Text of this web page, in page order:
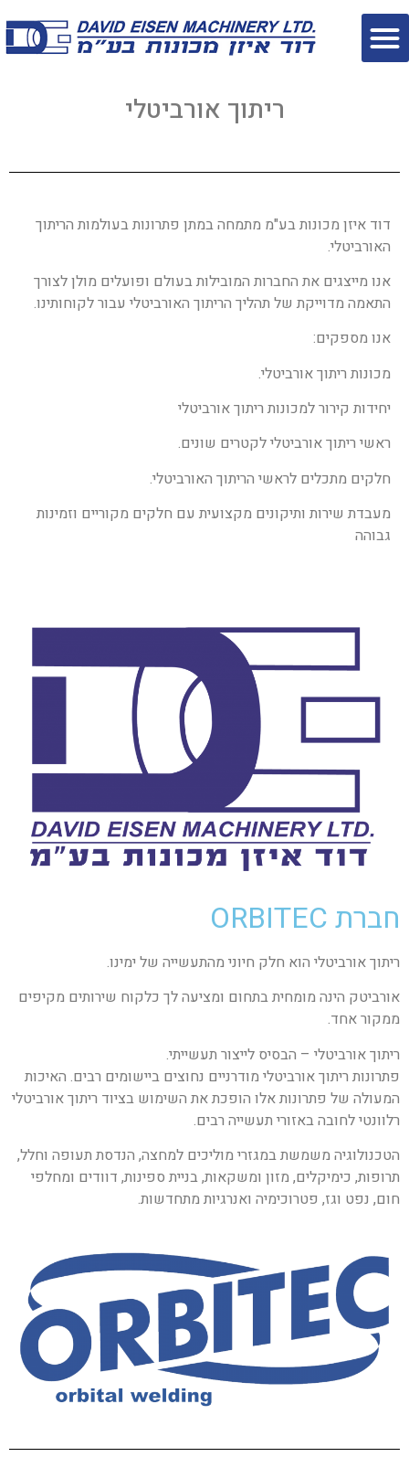
ריתוך אורביטלי
דוד איזן מכונות בע"מ מתמחה במתן פתרונות בעולמות הריתוך
האורביטלי.
אנו מייצגים את החברות המובילות בעולם ופועלים מולן לצורך
התאמה מדוייקת של תהליך הריתוך האורביטלי עבור לקוחותינו.
אנו מספקים:
מכונות ריתוך אורביטלי.
יחידות קירור למכונות ריתוך אורביטלי
ראשי ריתוך אורביטלי לקטרים שונים.
חלקים מתכלים לראשי הריתוך האורביטלי.
מעבדת שירות ותיקונים מקצועית עם חלקים מקוריים וזמינות
גבוהה
חברת ORBITEC
ריתוך אורביטלי הוא חלק חיוני מהתעשייה של ימינו.
אורביטק הינה מומחית בתחום ומציעה לך כלקוח שירותים מקיפים
ממקור אחד.
ריתוך אורביטלי – הבסיס לייצור תעשייתי.
פתרונות ריתוך אורביטלי מודרניים נחוצים ביישומים רבים. האיכות
המעולה של פתרונות אלו הופכת את השימוש בציוד ריתוך אורביטלי
רלוונטי לחובה באזורי תעשייה רבים.
הטכנולוגיה משמשת במגזרי מוליכים למחצה, הנדסת תעופה וחלל,
תרופות, כימיקלים, מזון ומשקאות, בניית ספינות, דוודים ומחלפי
חום, נפט וגז, פטרוכימיה ואנרגיות מתחדשות.